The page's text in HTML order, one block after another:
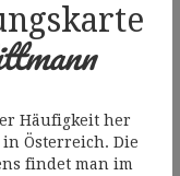
Häufigkeit her
Österreich. Die
findet man im